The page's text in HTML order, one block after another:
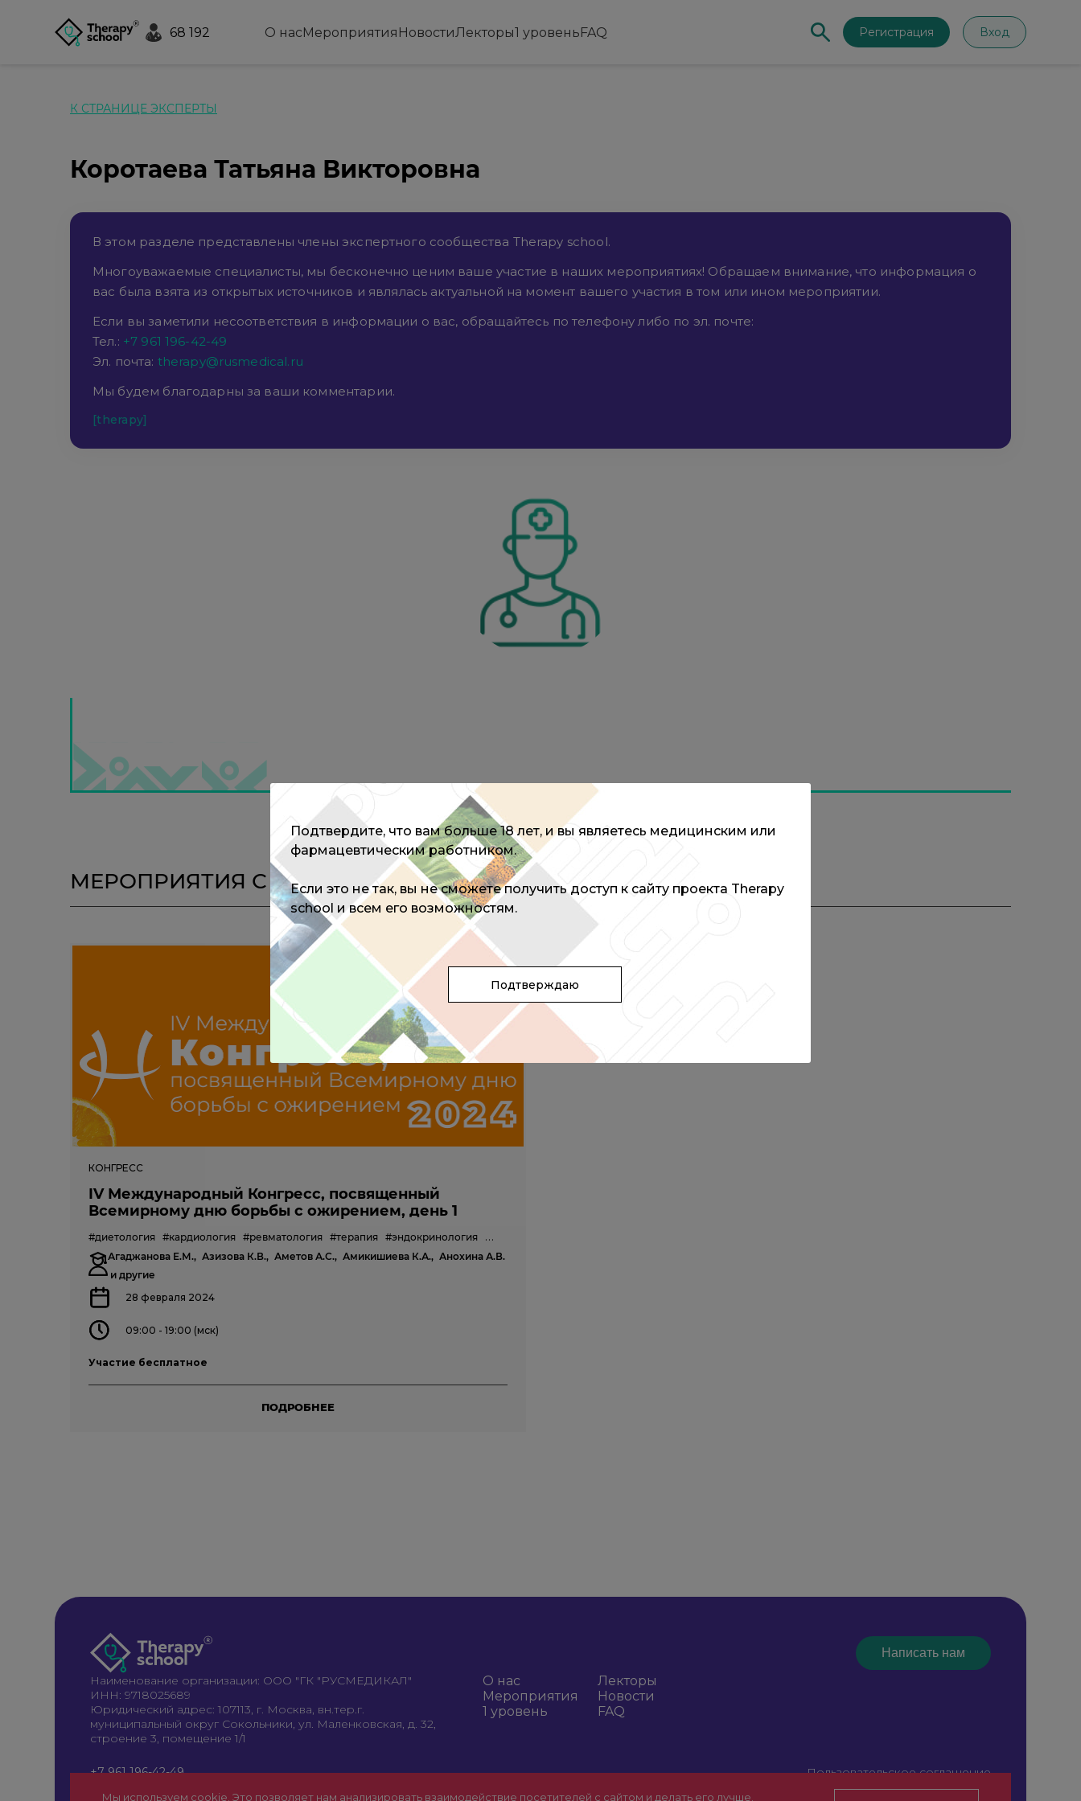
68 192 О насМероприятия НовостиЛекторы1 уровеньFAQ Регистрация Вход
К СТРАНИЦЕ ЭКСПЕРТЫ
Коротаева Татьяна Викторовна
В этом разделе представлены члены экспертного сообщества Therapy school.
Многоуважаемые специалисты, мы бесконечно ценим ваше участие в наших мероприятиях! Обращаем внимание, что информация о
вас была взята из открытых источников и являлась актуальной на момент вашего участия в том или ином мероприятии.
Если вы заметили несоответствия в информации о вас, обращайтесь по телефону либо по эл. почте:
Тел.: +7 961 196-42-49
Эл. почта: therapy@rusmedical.ru
Мы будем благодарны за ваши комментарии.
[therapy]
МЕРОПРИЯТИЯ С ЭКСПЕРТОМ
КОНГРЕСС
IV Международный Конгресс, посвященный
Всемирному дню борьбы с ожирением, день 1
#диетология #кардиология #ревматология #терапия #эндокринология
#педиатрия
Агаджанова Е.М., Азизова К.В., Аметов А.С., Амикишиева К.А., Анохина А.В.
и другие
28 февраля 2024
09:00 - 19:00 (мск)
Участие бесплатное
ПОДРОБНЕЕ
Написать нам
Наименование организации: ООО "ГК "РУСМЕДИКАЛ"
ИНН: 9718025689
Юридический адрес: 107113, г. Москва, вн.тер.г.
муниципальный округ Сокольники, ул. Маленковская, д. 32,
строение 3, помещение 1/1
+7 961 196-42-49
О нас
Мероприятия
1 уровень
Лекторы
Новости
FAQ
Пользовательское соглашение
Сайт для специалистов здравоохранения (18+)
Мы используем cookie. Это позволяет нам анализировать взаимодействие посетителей с сайтом и делать его лучше.
Подтвердите, что вам больше 18 лет, и вы являетесь медицинским или
фармацевтическим работником.
Если это не так, вы не сможете получить доступ к сайту проекта Therapy
school и всем его возможностям.
Подтверждаю